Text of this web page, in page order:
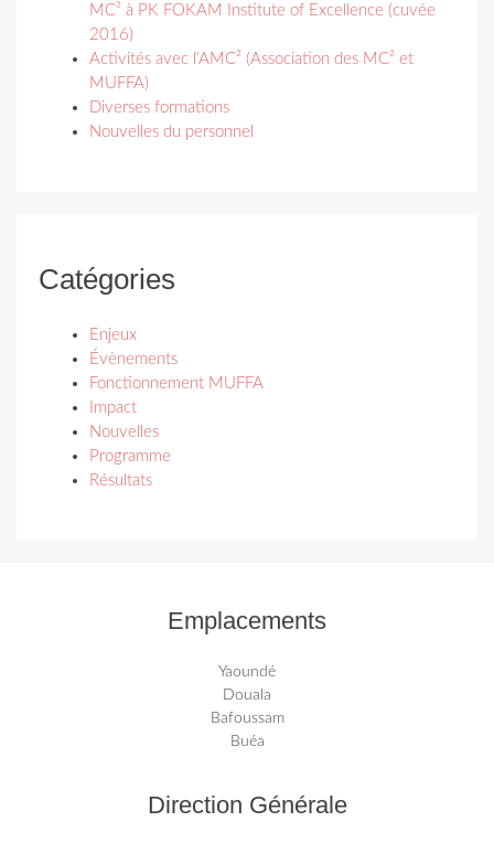
MC² à PK FOKAM Institute of Excellence (cuvée
2016)
Activités avec l’AMC² (Association des MC² et
MUFFA)
Diverses formations
Nouvelles du personnel
Catégories
Enjeux
Évènements
Fonctionnement MUFFA
Impact
Nouvelles
Programme
Résultats
Emplacements
Yaoundé
Douala
Bafoussam
Buéa
Direction Générale